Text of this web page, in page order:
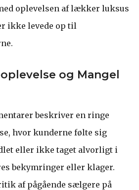
oplevelsen af lækker luksus
ikke levede op til
og Mangel
beskriver en ringe
hvor kunderne følte sig
eller ikke taget alvorligt i
bekymringer eller klager.
af pågående sælgere på